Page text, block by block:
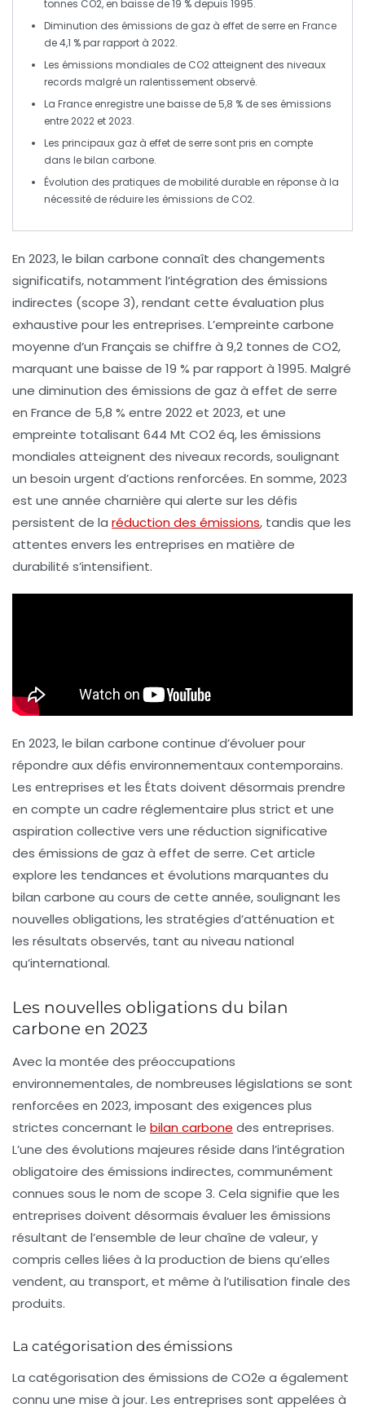
tonnes CO2, en baisse de19 % depuis 1995.
Diminution des émissions de gaz à effet de serre en France
de4,1 %par rapport à 2022.
Les émissions mondiales de CO2 atteignent des niveaux
records malgré un ralentissement observé.
La France enregistre unebaisse de 5,8 % de ses émissions
entre 2022 et 2023.
Les principaux gaz à effet de serre sont pris en compte
dans lebilan carbone.
Évolution des pratiques de mobilité durable en réponse à la
nécessité de réduire les émissions de CO2.
En 2023, le bilan carbone connaît des changements
significatifs, notamment l’intégration des émissions
indirectes (scope 3), rendant cette évaluation plus
exhaustive pour les entreprises. L’empreinte carbone
moyenne d’un Français se chiffre à 9,2 tonnes de CO2,
marquant une baisse de 19 % par rapport à 1995. Malgré
une diminution des émissions de gaz à effet de serre
en France de 5,8 % entre 2022 et 2023, et une
empreinte totalisant 644 Mt CO2 éq, les émissions
mondiales atteignent des niveaux records, soulignant
un besoin urgent d’actions renforcées. En somme, 2023
est une année charnière qui alerte sur les défis
persistent de la réduction des émissions, tandis que les
attentes envers les entreprises en matière de
durabilité s’intensifient.
En 2023, le bilan carbone continue d’évoluer pour
répondre aux défis environnementaux contemporains.
Les entreprises et les États doivent désormais prendre
en compte un cadre réglementaire plus strict et une
aspiration collective vers une réduction significative
des émissions de gaz à effet de serre. Cet article
explore les tendances et évolutions marquantes du
bilan carbone au cours de cette année, soulignant les
nouvelles obligations, les stratégies d’atténuation et
les résultats observés, tant au niveau national
qu’international.
Les nouvelles obligations du bilan
carbone en 2023
Avec la montée des préoccupations
environnementales, de nombreuses législations se sont
renforcées en 2023, imposant des exigences plus
strictes concernant le bilan carbone des entreprises.
L’une des évolutions majeures réside dans l’intégration
obligatoire des émissions indirectes, communément
connues sous le nom de scope 3. Cela signifie que les
entreprises doivent désormais évaluer les émissions
résultant de l’ensemble de leur chaîne de valeur, y
compris celles liées à la production de biens qu’elles
vendent, au transport, et même à l’utilisation finale des
produits.
La catégorisation des émissions
La catégorisation des émissions de CO2e a également
connu une mise à jour. Les entreprises sont appelées à